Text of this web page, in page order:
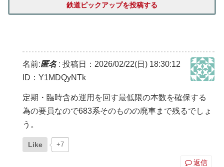
鉄道ピックアップを投稿する
名前:匿名: 投稿日：2026/02/22(日) 18:30:12
ID：Y1MDQyNTk
定期・臨時含め運用を回す最低限の本数を確保する
為の要員なので683系そのものの廃車まで残るでしょ
う。
Like +7
返信